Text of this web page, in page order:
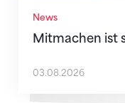
News
Mitmachen ist
03.08.2026